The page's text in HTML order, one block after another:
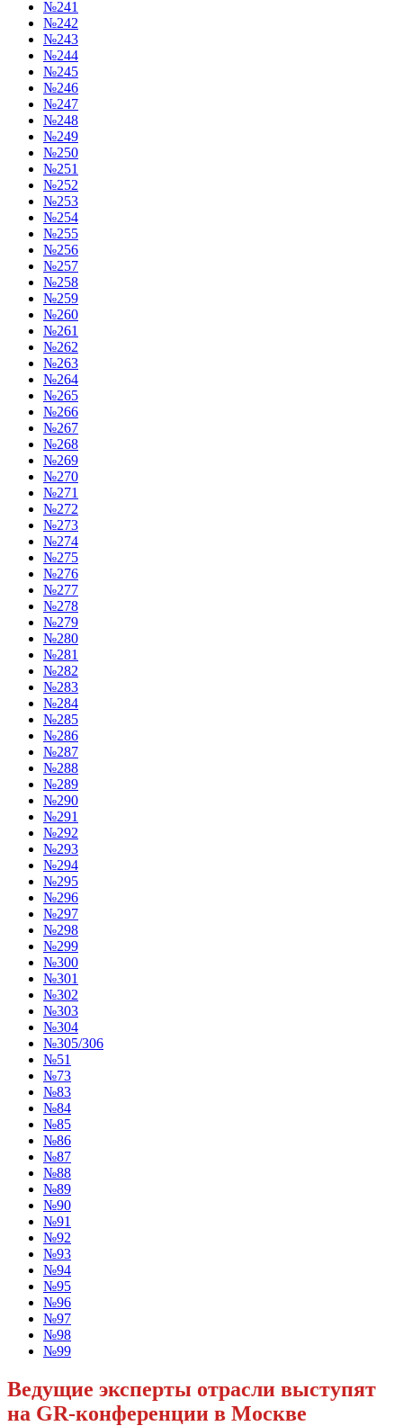
№241
№242
№243
№244
№245
№246
№247
№248
№249
№250
№251
№252
№253
№254
№255
№256
№257
№258
№259
№260
№261
№262
№263
№264
№265
№266
№267
№268
№269
№270
№271
№272
№273
№274
№275
№276
№277
№278
№279
№280
№281
№282
№283
№284
№285
№286
№287
№288
№289
№290
№291
№292
№293
№294
№295
№296
№297
№298
№299
№300
№301
№302
№303
№304
№305/306
№51
№73
№83
№84
№85
№86
№87
№88
№89
№90
№91
№92
№93
№94
№95
№96
№97
№98
№99
Ведущие эксперты отрасли выступят
на GR-конференции в Москве